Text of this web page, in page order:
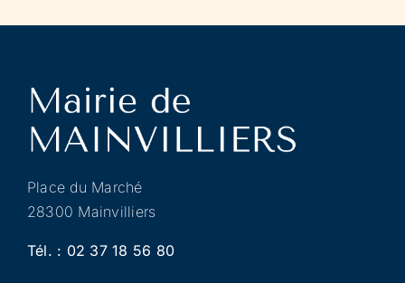
Place du Marché
28300 Mainvilliers
Tél. : 02 37 18 56 80